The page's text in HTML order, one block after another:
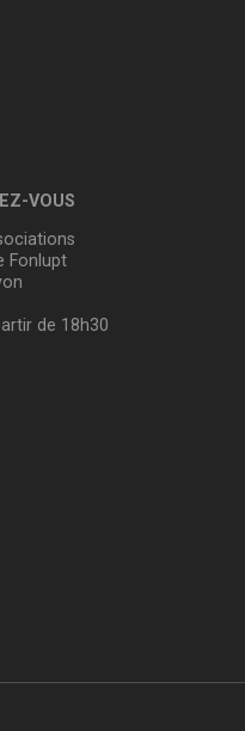
VOUS
Fonlupt
de 18h30